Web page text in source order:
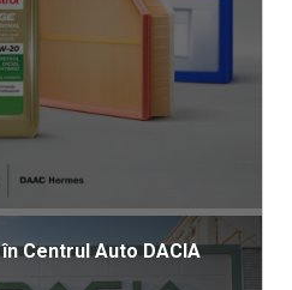
Centrul Auto DACIA